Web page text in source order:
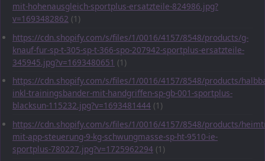
mit-hohenausgleich-sportplus-ersatzteile-824986.jpg?
v=1693482862 (1)
https://cdn.shopify.com/s/files/1/0016/4157/8548/products/g-
knauf-fur-sp-t-305-sp-t-366-spo-207942-sportplus-ersatzteile-
345945.jpg?v=1693480651 (1)
https://cdn.shopify.com/s/files/1/0016/4157/8548/products/
inkl-trainingsbander-mit-handgriffen-sp-gb-001-sportplus-
blacksun-115232.jpg?v=1693481444 (1)
https://cdn.shopify.com/s/files/1/0016/4157/8548/products/
mit-app-steuerung-9-kg-schwungmasse-sp-ht-9510-ie-
sportplus-780227.jpg?v=1725962294 (1)